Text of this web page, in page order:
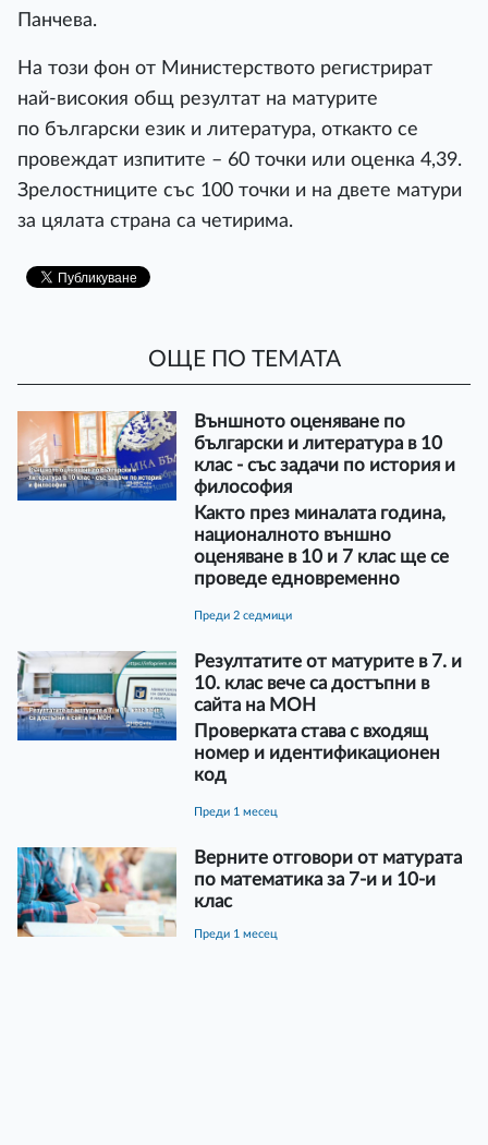
Панчева.
На този фон от Министерството регистрират
най-високия общ резултат на матурите
по български език и литература, откакто се
провеждат изпитите – 60 точки или оценка 4,39.
Зрелостниците със 100 точки и на двете матури
за цялата страна са четирима.
ОЩЕ ПО ТЕМАТА
Външното оценяване по
български и литература в 10
клас - със задачи по история и
философия
Както през миналата година,
националното външно
оценяване в 10 и 7 клас ще се
проведе едновременно
преди 2 седмици
Резултатите от матурите в 7. и
10. клас вече са достъпни в
сайта на МОН
Проверката става с входящ
номер и идентификационен
код
преди 1 месец
Верните отговори от матурата
по математика за 7-и и 10-и
клас
преди 1 месец